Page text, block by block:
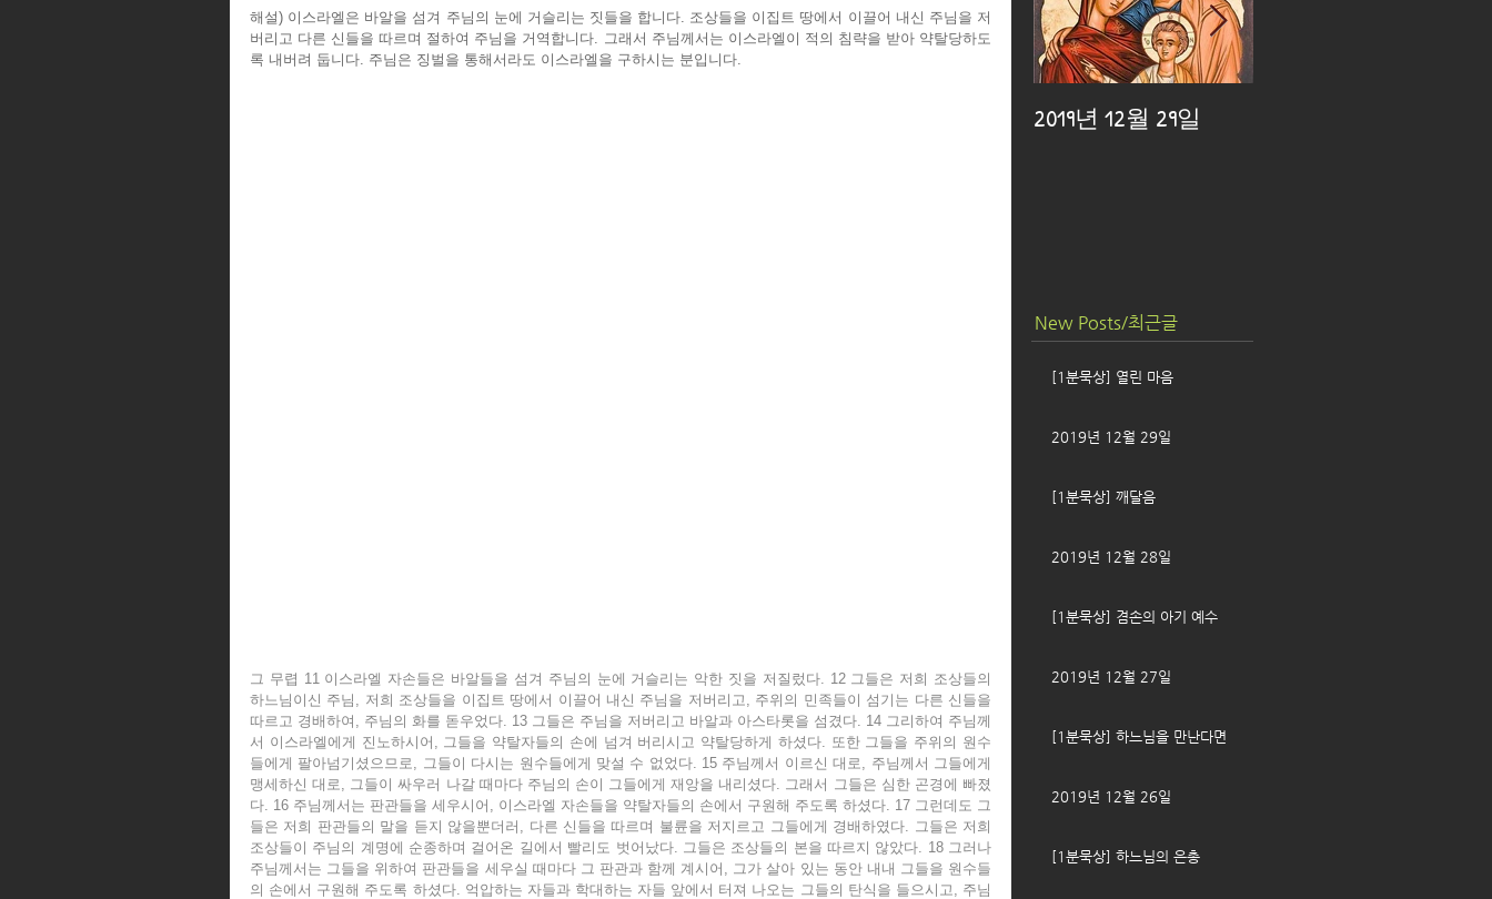
2019년 12월 29일
New Posts/최근글
[1분묵상] 열린 마음
2019년 12월 29일
[1분묵상] 깨달음
2019년 12월 28일
[1분묵상] 겸손의 아기 예수
2019년 12월 27일
[1분묵상] 하느님을 만난다면
2019년 12월 26일
[1분묵상] 하느님의 은총
해설) 이스라엘은 바알을 섬겨 주님의 눈에 거슬리는 짓들을 합니다. 조상들을 이집트 땅에서 이끌어 내신 주님을 저
버리고 다른 신들을 따르며 절하여 주님을 거역합니다. 그래서 주님께서는 이스라엘이 적의 침략을 받아 약탈당하도
록 내버려 둡니다. 주님은 징벌을 통해서라도 이스라엘을 구하시는 분입니다.
그 무렵 11 이스라엘 자손들은 바알들을 섬겨 주님의 눈에 거슬리는 악한 짓을 저질렀다. 12 그들은 저희 조상들의
하느님이신 주님, 저희 조상들을 이집트 땅에서 이끌어 내신 주님을 저버리고, 주위의 민족들이 섬기는 다른 신들을
따르고 경배하여, 주님의 화를 돋우었다. 13 그들은 주님을 저버리고 바알과 아스타롯을 섬겼다. 14 그리하여 주님께
서 이스라엘에게 진노하시어, 그들을 약탈자들의 손에 넘겨 버리시고 약탈당하게 하셨다. 또한 그들을 주위의 원수
들에게 팔아넘기셨으므로, 그들이 다시는 원수들에게 맞설 수 없었다. 15 주님께서 이르신 대로, 주님께서 그들에게
맹세하신 대로, 그들이 싸우러 나갈 때마다 주님의 손이 그들에게 재앙을 내리셨다. 그래서 그들은 심한 곤경에 빠졌
다. 16 주님께서는 판관들을 세우시어, 이스라엘 자손들을 약탈자들의 손에서 구원해 주도록 하셨다. 17 그런데도 그
들은 저희 판관들의 말을 듣지 않을뿐더러, 다른 신들을 따르며 불륜을 저지르고 그들에게 경배하였다. 그들은 저희
조상들이 주님의 계명에 순종하며 걸어온 길에서 빨리도 벗어났다. 그들은 조상들의 본을 따르지 않았다. 18 그러나
주님께서는 그들을 위하여 판관들을 세우실 때마다 그 판관과 함께 계시어, 그가 살아 있는 동안 내내 그들을 원수들
의 손에서 구원해 주도록 하셨다. 억압하는 자들과 학대하는 자들 앞에서 터져 나오는 그들의 탄식을 들으시고, 주님